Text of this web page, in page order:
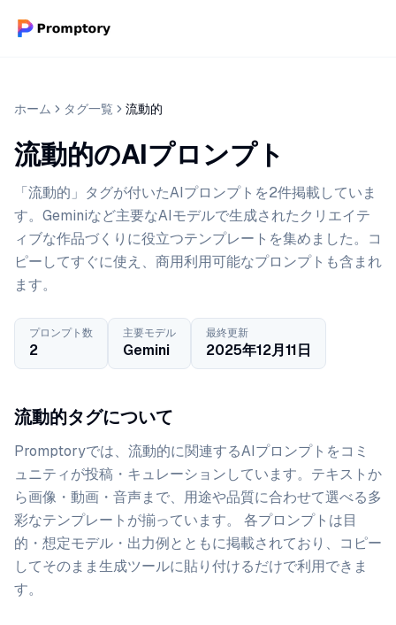
ホーム タグ一覧 流動的
流動的のAIプロンプト
「流動的」タグが付いたAIプロンプトを2件掲載していま
す。Geminiなど主要なAIモデルで生成されたクリエイテ
ィブな作品づくりに役立つテンプレートを集めました。コ
ピーしてすぐに使え、商用利用可能なプロンプトも含まれ
ます。
プロンプト数
2
主要モデル
Gemini
最終更新
2025年12月11日
流動的タグについて
Promptoryでは、 流動的に関連するAIプロンプトをコミ
ュニティが投稿・キュレーションしています。 テキストか
ら画像・動画・音声まで、用途や品質に合わせて選べる多
彩なテンプレートが揃っています。 各プロンプトは目
的・想定モデル・出力例とともに掲載されており、コピー
してそのまま生成ツールに貼り付けるだけで利用できま
す。